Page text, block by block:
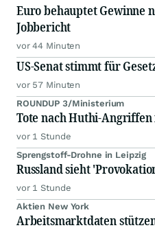
Euro behauptet Gewinne
Jobbericht
vor 44 Minuten
US-Senat stimmt für
vor 57 Minuten
ROUNDUP 3/Ministerium
Tote nach Huthi-Angriffen
vor 1 Stunde
Sprengstoff-Drohne in Leipzig
Russland sieht
vor 1 Stunde
Aktien New York
Arbeitsmarktdaten